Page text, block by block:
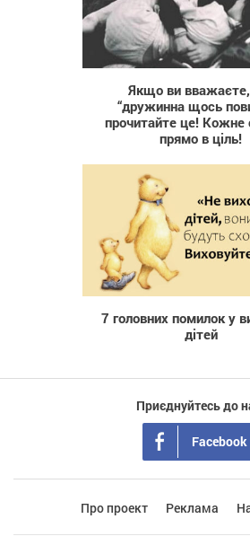
Якщо ви
“дружинна щось
прочитайте це! Кожне
прямо в ціль!
7 головних помилок у
дітей
Приєднуйтесь до
Facebook
Про проект Реклама